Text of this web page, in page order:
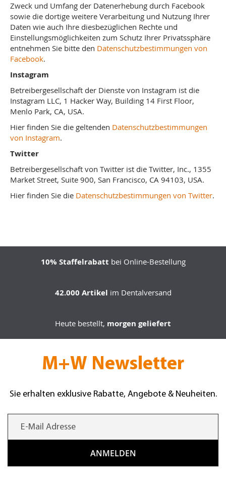
Zweck und Umfang der Datenerhebung durch Facebook
sowie die dortige weitere Verarbeitung und Nutzung Ihrer
Daten wie auch Ihre diesbezüglichen Rechte und
Einstellungsmöglichkeiten zum Schutz Ihrer Privatssphäre
entnehmen Sie bitte den Datenschutzbestimmungen von
Facebook.
Instagram
Betreibergesellschaft der Dienste von Instagram ist die
Instagram LLC, 1 Hacker Way, Building 14 First Floor,
Menlo Park, CA, USA.
Hier finden Sie die geltenden Datenschutzbestimmungen
von Instagram.
Twitter
Betreibergesellschaft von Twitter ist die Twitter, Inc., 1355
Market Street, Suite 900, San Francisco, CA 94103, USA.
Hier finden Sie die Datenschutzbestimmungen von Twitter.
10% Staffelrabatt bei Online-Bestellung
42.000 Artikel im Dentalversand
Heute bestellt, morgen geliefert
M+W Newsletter
Sie erhalten exklusive Rabatte, Angebote & Neuheiten.